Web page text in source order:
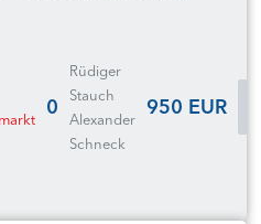
0
Rüdiger
Stauch
Alexander
Schneck
950 EUR